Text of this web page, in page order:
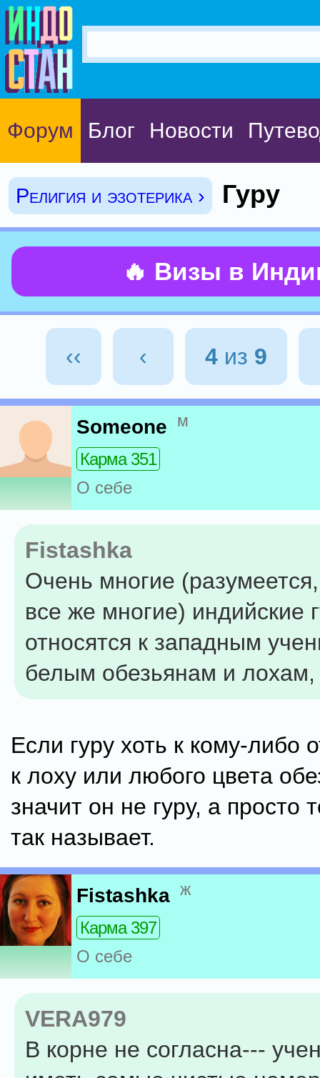
Форум Блог Новости
Религия и эзотерика › Гуру
🔥 Визы в
‹‹ ‹ 4из 9
Someone м
Карма 351
О себе
Fistashka
Очень многие
все же многие) индийские
относятся к западным
белым обезьянам и лохам,
Если гуру хоть к кому-либо
к лоху или любого цвета
значит он не гуру, а просто
так называет.
Fistashka ж
Карма 397
О себе
VERA979
В корне не согласна---